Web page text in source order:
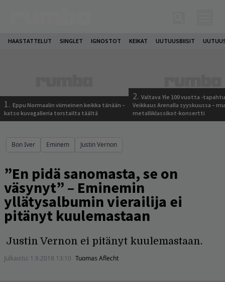
HAASTATTELUT SINGLET IGNOSTOT KEIKAT UUTUUSBIISIT
1. Eppu Normaalin viimeinen keikka tänään –
katso kuvagalleria torstailta täältä
2. Valtava Yle 100 vuotta -
Veikkaus Arenalla syyskuussa –
metalliklassikot-konsertti
Bon Iver Eminem Justin Vernon
”En pidä sanomasta, se on
väsynyt” – Eminemin
yllätysalbumin vierailija ei
pitänyt kuulemastaan
Justin Vernon ei pitänyt kuulemastaan.
Julkaistu: 1.9.2018 13:10 Tuomas Aflecht